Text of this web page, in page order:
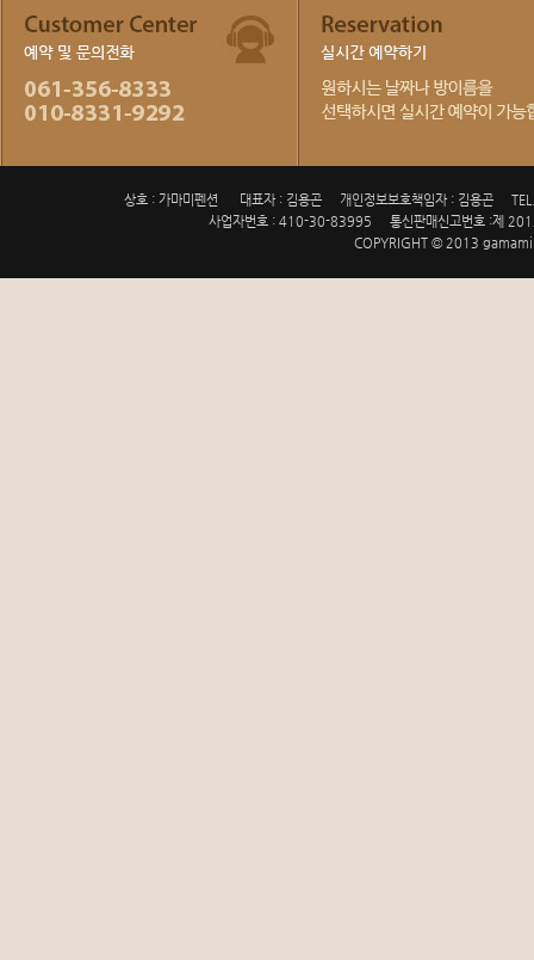
상호 : 가마미펜션 대표자 : 김용곤 개인정보보호책임자 : 김용곤
사업자번호 : 410-30-83995
통신판매신고번호 :제
COPYRIGHT © 2013